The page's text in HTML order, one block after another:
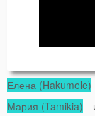
Елена (Hakumele)
Мария (Tamikia)